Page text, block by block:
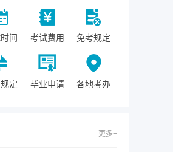
间 考试费用 免考规定
定 毕业申请 各地考办
更多+